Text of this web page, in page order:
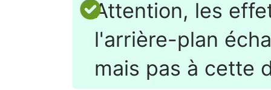
Attention, les
l'arrière-plan
mais pas à cette